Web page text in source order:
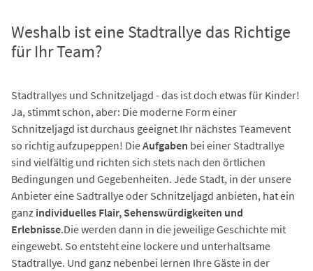
Weshalb ist eine Stadtrallye das Richtige
für Ihr Team?
Stadtrallyes und Schnitzeljagd - das ist doch etwas für Kinder!
Ja, stimmt schon, aber: Die moderne Form einer
Schnitzeljagd ist durchaus geeignet Ihr nächstes Teamevent
so richtig aufzupeppen! DieAufgaben bei einer Stadtrallye
sind vielfältig und richten sich stets nach den örtlichen
Bedingungen und Gegebenheiten. Jede Stadt, in der unsere
Anbieter eine Sadtrallye oder Schnitzeljagd anbieten, hat ein
ganz individuelles Flair, Sehenswürdigkeiten und
Erlebnisse.Die werden dann in die jeweilige Geschichte mit
eingewebt. So entsteht eine lockere und unterhaltsame
Stadtrallye. Und ganz nebenbei lernen Ihre Gäste in der